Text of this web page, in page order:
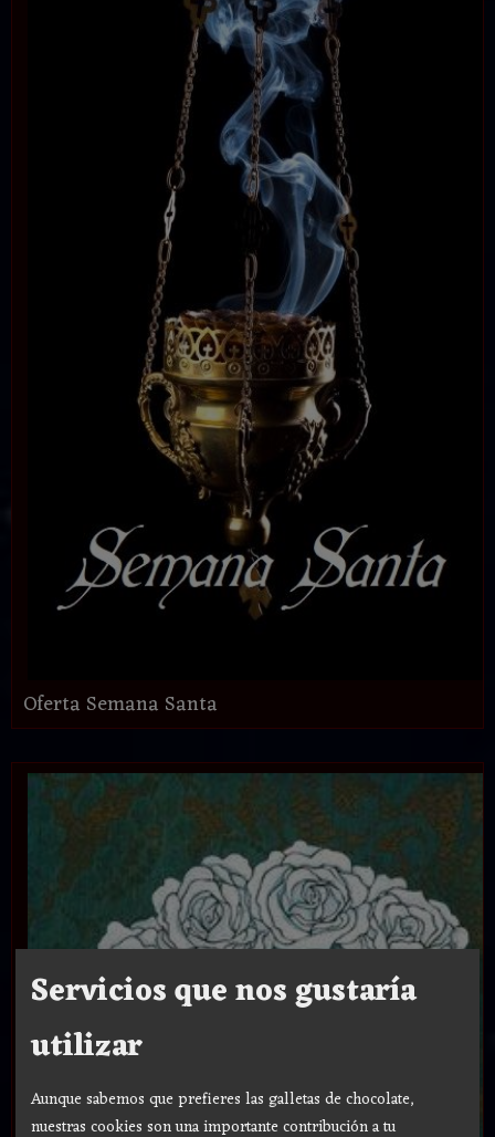
Oferta Semana Santa
Servicios que nos gustaría
utilizar
Aunque sabemos que prefieres las galletas de chocolate,
nuestras cookies son una importante contribución a tu